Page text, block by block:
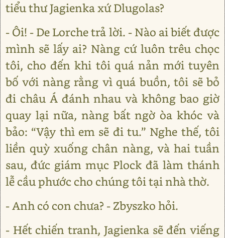
tiểu thư Jagienka xứ Dlugolas?
- Ôi! - De Lorche trả lời. - Nào ai biết được
mình sẽ lấy ai? Nàng cứ luôn trêu chọc
tôi, cho đến khi tôi quá nản mới tuyên
bố với nàng rằng vì quá buồn, tôi sẽ bỏ
đi châu Á đánh nhau và không bao giờ
quay lại nữa, nàng bất ngờ òa khóc và
bảo: “Vậy thì em sẽ đi tu.” Nghe thế, tôi
liền quỳ xuống chân nàng, và hai tuần
sau, đức giám mục Plock đã làm thánh
lễ cầu phước cho chúng tôi tại nhà thờ.
- Anh có con chưa? - Zbyszko hỏi.
- Hết chiến tranh, Jagienka sẽ đến viếng